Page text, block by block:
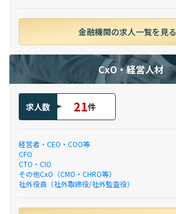
金融機関の求人一覧を見る
CxO・経営人材
求人数 21件
経営者・CEO・COO等
CFO
CTO・CIO
その他CxO（CMO・CHRO等）
社外役員（社外取締役/社外監査役）